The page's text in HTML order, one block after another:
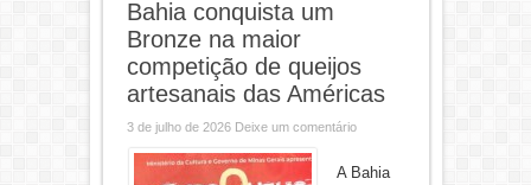
Bahia conquista um
Bronze na maior
competição de queijos
artesanais das Américas
3 de julho de 2026 Deixe um comentário
A Bahia